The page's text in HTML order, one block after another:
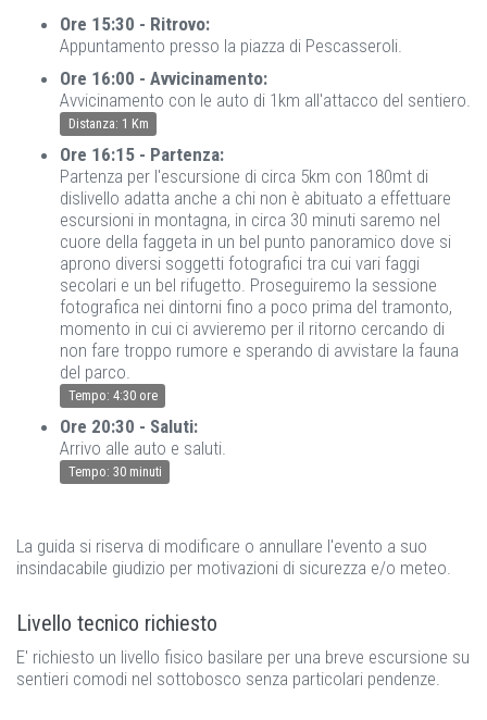
Ore 15:30 - Ritrovo:
Appuntamento presso la piazza di Pescasseroli.
Ore 16:00 - Avvicinamento:
Avvicinamento con le auto di 1km all'attacco del sentiero.
Distanza: 1 Km
Ore 16:15 - Partenza:
Partenza per l'escursione di circa 5km con 180mt di
dislivello adatta anche a chi non è abituato a effettuare
escursioni in montagna, in circa 30 minuti saremo nel
cuore della faggeta in un bel punto panoramico dove si
aprono diversi soggetti fotografici tra cui vari faggi
secolari e un bel rifugetto. Proseguiremo la sessione
fotografica nei dintorni fino a poco prima del tramonto,
momento in cui ci avvieremo per il ritorno cercando di
non fare troppo rumore e sperando di avvistare la fauna
del parco.
Tempo: 4:30 ore
Ore 20:30 - Saluti:
Arrivo alle auto e saluti.
Tempo: 30 minuti
La guida si riserva di modificare o annullare l'evento a suo
insindacabile giudizio per motivazioni di sicurezza e/o meteo.
Livello tecnico richiesto
E' richiesto un livello fisico basilare per una breve escursione su
sentieri comodi nel sottobosco senza particolari pendenze.